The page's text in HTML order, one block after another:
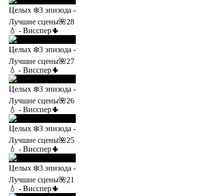
Целых ❄️3 эпизода -
Лучшие сцены🌺28
💧 - Висспер🌵
Целых ❄️3 эпизода -
Лучшие сцены🌺27
💧 - Висспер🌵
Целых ❄️3 эпизода -
Лучшие сцены🌺26
💧 - Висспер🌵
Целых ❄️3 эпизода -
Лучшие сцены🌺25
💧 - Висспер🌵
Целых ❄️3 эпизода -
Лучшие сцены🌺21
💧 - Висспер🌵